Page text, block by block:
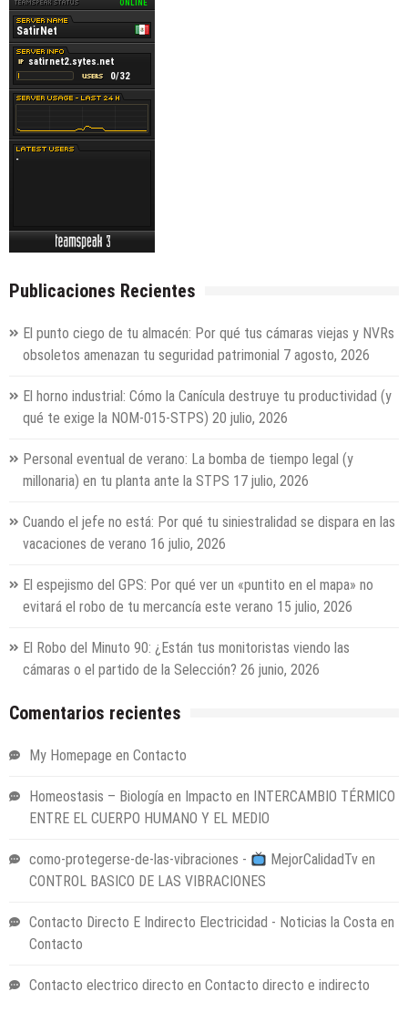
Publicaciones Recientes
El punto ciego de tu almacén: Por qué tus cámaras viejas y NVRs
obsoletos amenazan tu seguridad patrimonial 7 agosto, 2026
El horno industrial: Cómo la Canícula destruye tu productividad (y
qué te exige la NOM-015-STPS) 20 julio, 2026
Personal eventual de verano: La bomba de tiempo legal (y
millonaria) en tu planta ante la STPS 17 julio, 2026
Cuando el jefe no está: Por qué tu siniestralidad se dispara en las
vacaciones de verano 16 julio, 2026
El espejismo del GPS: Por qué ver un «puntito en el mapa» no
evitará el robo de tu mercancía este verano 15 julio, 2026
El Robo del Minuto 90: ¿Están tus monitoristas viendo las
cámaras o el partido de la Selección? 26 junio, 2026
Comentarios recientes
My Homepage en Contacto
Homeostasis – Biología en Impacto en
INTERCAMBIO TÉRMICO
ENTRE EL CUERPO HUMANO Y EL MEDIO
como-protegerse-de-las-vibraciones - MejorCalidadTv en
CONTROL BASICO DE LAS VIBRACIONES
Contacto Directo E Indirecto Electricidad - Noticias la Costa en
Contacto
Contacto electrico directo en Contacto directo e indirecto